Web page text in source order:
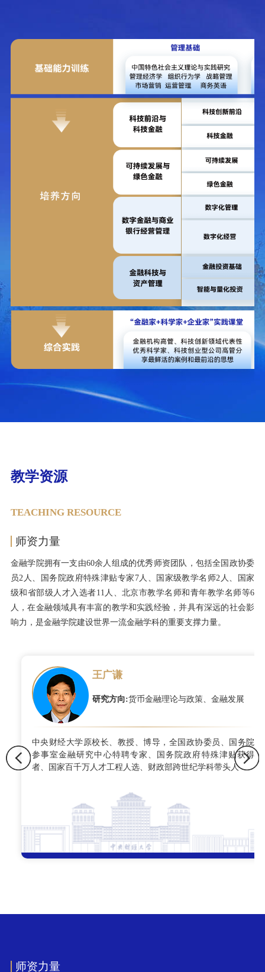
教学资源
TEACHING RESOURCE
师资力量
金融学院拥有一支由60余人组成的优秀师资团队，包括全国政协委
员2人、国务院政府特殊津贴专家7人、国家级教学名师2人、国家
级和省部级人才入选者11人、北京市教学名师和青年教学名师等6
人，在金融领域具有丰富的教学和实践经验，并具有深远的社会影
响力，是金融学院建设世界一流金融学科的重要支撑力量。
王广谦
研究方向:货币金融理论与政策、金融发展
中央财经大学原校长、教授、博导，全国政协委员、国务院
参事室金融研究中心特聘专家、国务院政府特殊津贴获得
者、国家百千万人才工程人选、财政部跨世纪学科带头人
师资力量